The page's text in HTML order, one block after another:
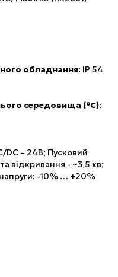
обладнання: IP 54
середовища (°C):
DC – 24В; Пусковий
відкривання - ~3,5 хв;
-10% … +20%